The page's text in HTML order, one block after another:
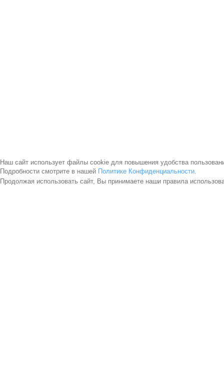
Наш сайт использует файлы cookie для повышения удобства
Подробности смотрите в нашей Политике Конфиденциальности.
Продолжая использовать сайт, Вы принимаете наши правила